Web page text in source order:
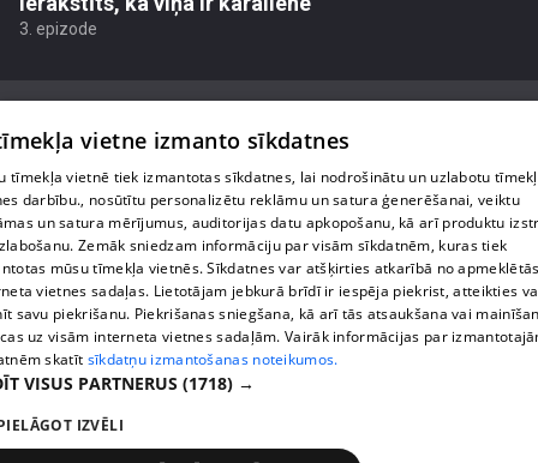
3. epizode
1188 play jautājumu gadījumā raksti:
info@1188.lv
Par mums
Privātuma politika
Sīkdatnes
Lietošanas noteikumi
vietne izmanto sīkdatnes
tīmekļa vietnē tiek izmantotas sīkdatnes, lai nodrošinātu un uzlabotu
darbību., nosūtītu personalizētu reklāmu un satura ģenerēšanai, veiktu
un satura mērījumus, auditorijas datu apkopošanu, kā arī produktu
Zemāk sniedzam informāciju par visām sīkdatnēm, kuras tiek
mūsu tīmekļa vietnēs. Sīkdatnes var atšķirties atkarībā no
vietnes sadaļas. Lietotājam jebkurā brīdī ir iespēja piekrist, atteikties
savu piekrišanu. Piekrišanas sniegšana, kā arī tās atsaukšana vai
uz visām interneta vietnes sadaļām. Vairāk informācijas par
skatīt sīkdatņu izmantošanas noteikumos.
VISUS PARTNERUS (1718) →
IZVĒLI